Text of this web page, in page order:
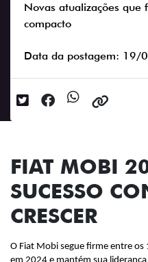
Novas atualizações que
compacto
Data da postagem: 19/
FIAT MOBI
SUCESSO
CRESCER
O Fiat Mobi segue firme entre os